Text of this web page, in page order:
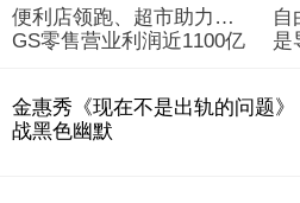
便利店领跑、超市助力…
GS零售营业利润近1100亿
自
是
金惠秀《现在不是出轨的问题》
战黑色幽默